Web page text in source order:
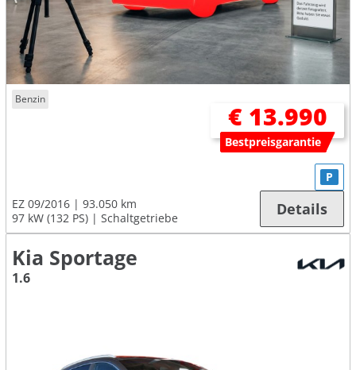
Benzin
€ 13.990
Bestpreisgarantie
EZ 09/2016
93.050 km
97 kW (132 PS)
Schaltgetriebe
P
Details
Kia Sportage
1.6